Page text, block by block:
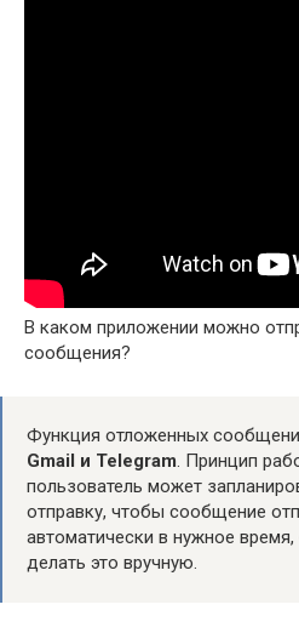
В каком приложении можно
сообщения?
Функция отложенных
Gmail и Telegram. Принцип
пользователь может
отправку, чтобы сообщение
автоматически в нужное
делать это вручную.